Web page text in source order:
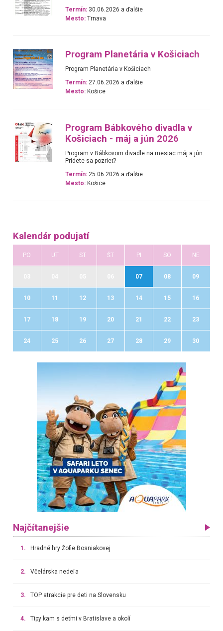
Termín: 30.06.2026 a ďalšie
Mesto: Trnava
Program Planetária v Košiciach
Program Planetária v Košiciach
Termín: 27.06.2026 a ďalšie
Mesto: Košice
Program Bábkového divadla v
Košiciach - máj a jún 2026
Program v Bábkovom divadle na mesiac máj a jún.
Prídete sa pozrieť?
Termín: 25.06.2026 a ďalšie
Mesto: Košice
Kalendár podujatí
PO UT ST ŠT PI SO NE
07 08 09
10 11 12 13 14 15 16
17 18 19 20 21 22 23
24 25 26 27 28 29 30
Najčítanejšie
1. Hradné hry Žofie Bosniakovej
2. Včelárska nedeľa
3. TOP atrakcie pre deti na Slovensku
4. Tipy kam s deťmi v Bratislave a okolí